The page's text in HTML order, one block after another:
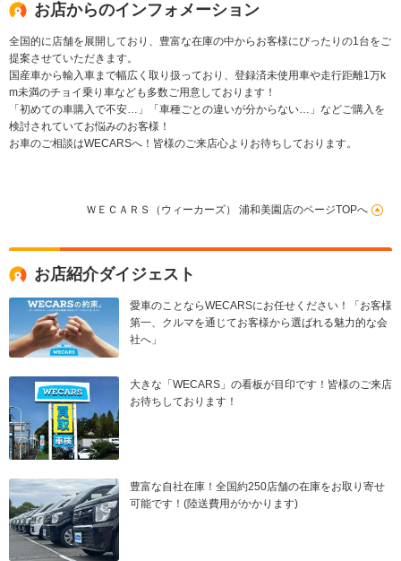
お店からのインフォメーション
全国的に店舗を展開しており、豊富な在庫の中からお客様にぴったりの1台をご
提案させていただきます。
国産車から輸入車まで幅広く取り扱っており、登録済未使用車や走行距離1万k
m未満のチョイ乗り車なども多数ご用意しております！
「初めての車購入で不安…」「車種ごとの違いが分からない…」などご購入を
検討されていてお悩みのお客様！
お車のご相談はWECARSへ！皆様のご来店心よりお待ちしております。
ＷＥＣＡＲＳ（ウィーカーズ） 浦和美園店のページTOPへ
お店紹介ダイジェスト
愛車のことならWECARSにお任せください！「お客様
第一、クルマを通じてお客様から選ばれる魅力的な会
社へ」
大きな「WECARS」の看板が目印です！皆様のご来店
お待ちしております！
豊富な自社在庫！全国約250店舗の在庫をお取り寄せ
可能です！(陸送費用がかかります)